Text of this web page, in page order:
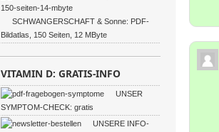
SCHWANGERSCHAFT & Sonne: PDF-
Bildatlas, 150 Seiten, 12 MByte
VITAMIN D: GRATIS-INFO
UNSER
SYMPTOM-CHECK: gratis
UNSERE INFO-